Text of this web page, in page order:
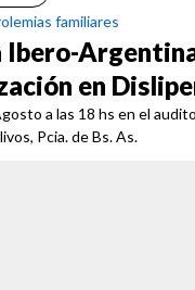
familiares
Ibero-
en
a las 18 hs en el
Pcia. de Bs. As.